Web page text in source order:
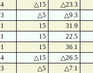
4 △15 △23.3
3 △5 △9.3
1 15 31.9
1 15 22.5
1 15 36.1
4 △15 △26.5
3 △5 △7.1